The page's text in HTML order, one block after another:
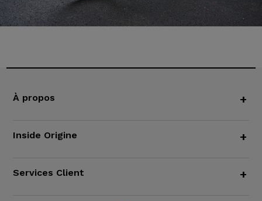
À propos +
Inside Origine +
Services Client +